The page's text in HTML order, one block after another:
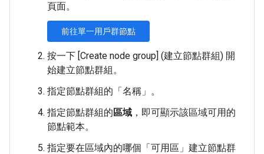
頁面。
前往單一用戶群節點
按一下 [Create node group] (建立節點群組) 開
始建立節點群組。
指定節點群組的「名稱」 。
指定節點群組的區域 ，即可顯示該區域可用的
節點範本。
指定要在區域內的哪個「可用區」 建立節點群